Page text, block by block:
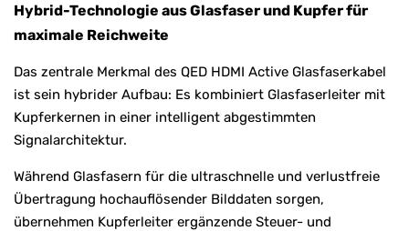
Hybrid-Technologie aus Glasfaser und Kupfer für
maximale Reichweite
Das zentrale Merkmal des QED HDMI Active Glasfaserkabel
ist sein hybrider Aufbau: Es kombiniert Glasfaserleiter mit
Kupferkernen in einer intelligent abgestimmten
Signalarchitektur.
Während Glasfasern für die ultraschnelle und verlustfreie
Übertragung hochauflösender Bilddaten sorgen,
übernehmen Kupferleiter ergänzende Steuer- und